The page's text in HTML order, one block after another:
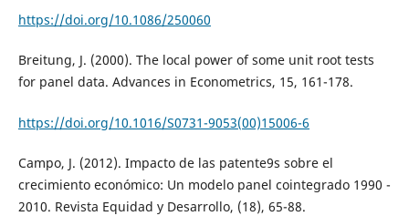
https://doi.org/10.1086/250060
Breitung, J. (2000). The local power of some unit root tests
for panel data. Advances in Econometrics, 15, 161-178.
https://doi.org/10.1016/S0731-9053(00)15006-6
Campo, J. (2012). Impacto de las patente9s sobre el
crecimiento económico: Un modelo panel cointegrado 1990 -
2010. Revista Equidad y Desarrollo, (18), 65-88.